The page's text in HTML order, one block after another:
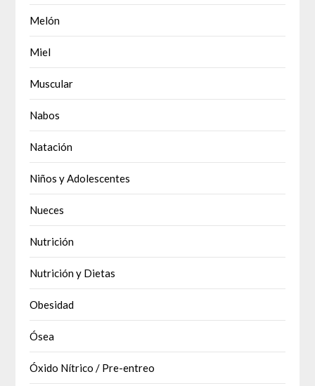
Melón
Miel
Muscular
Nabos
Natación
Niños y Adolescentes
Nueces
Nutrición
Nutrición y Dietas
Obesidad
Ósea
Óxido Nítrico / Pre-entreo